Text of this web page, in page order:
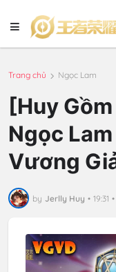
Trang chủ Ngọc Lam
[Huy
Ngọc
Vương
by Jerlly Huy • 19:31 •